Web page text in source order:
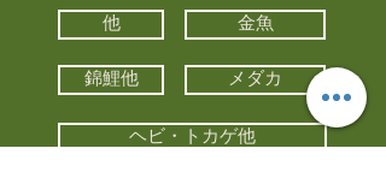
他 金魚
錦鯉他 メダカ
ヘビ・トカゲ他